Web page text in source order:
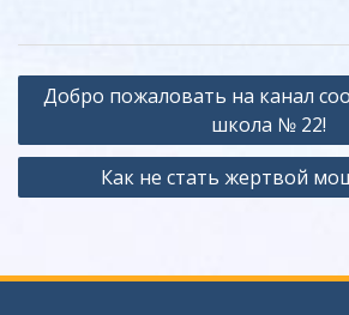
Навигация
записям
Добро пожаловать на канал
школа № 22!
Как не стать жертвой